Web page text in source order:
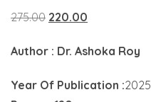
275.00 Original
was:
220.00
is:
Author : Dr. Ashoka Roy
Year Of Publication :2025